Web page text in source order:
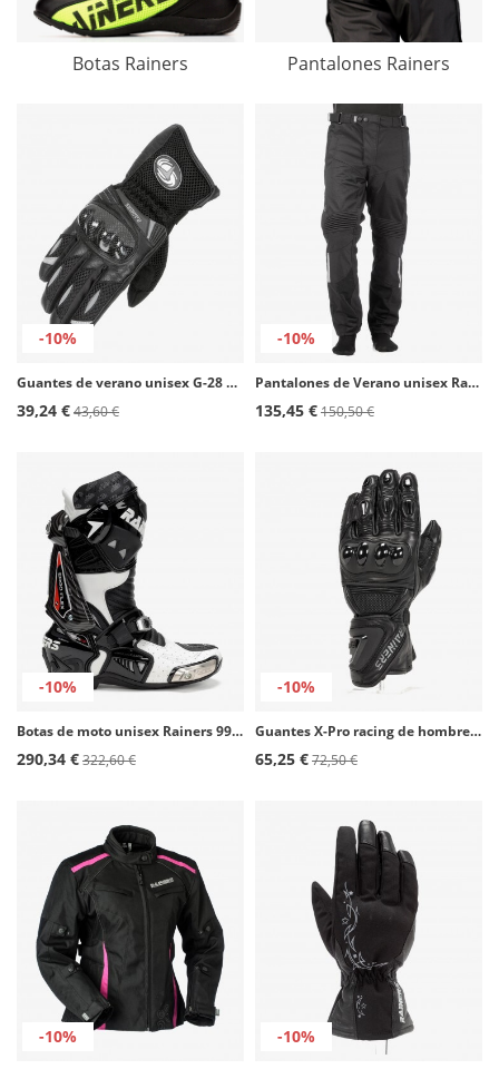
Botas Rainers Pantalones Rainers
-10%
Guantes de verano unisex G-28 de Rainers en color negro
39,24 €43,60 €
-10%
Pantalones de Verano unisex Rainers Fenix color negro
135,45 €150,50 €
-10%
Botas de moto unisex Rainers 999 GP Carbono negro y blanco
290,34 €322,60 €
-10%
Guantes X-Pro racing de hombre color negro de Rainers
65,25 €72,50 €
-10% -10%